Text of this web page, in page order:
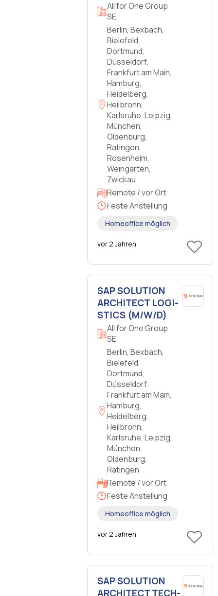
All for One Group
SE
Berlin, Bexbach,
Bielefeld,
Dortmund,
Düsseldorf,
Frankfurt am Main,
Hamburg,
Heidelberg,
Heilbronn,
Karlsruhe, Leipzig,
München,
Oldenburg,
Ratingen,
Rosenheim,
Weingarten,
Zwickau
Remote / vor Ort
Feste Anstellung
Homeoffice möglich
vor 2 Jahren
SAP SO­LU­TI­ON
AR­CHI­TECT LO­GI­
STICS (M/W/D)
All for One Group
SE
Berlin, Bexbach,
Bielefeld,
Dortmund,
Düsseldorf,
Frankfurt am Main,
Hamburg,
Heidelberg,
Heilbronn,
Karlsruhe, Leipzig,
München,
Oldenburg,
Ratingen
Remote / vor Ort
Feste Anstellung
Homeoffice möglich
vor 2 Jahren
SAP SO­LU­TI­ON
AR­CHI­TECT TECH­